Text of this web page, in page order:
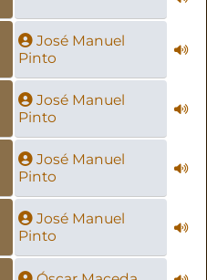
José Manuel
Pinto
José Manuel
Pinto
José Manuel
Pinto
José Manuel
Pinto